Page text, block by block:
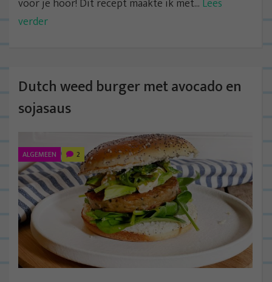
voor je hoor! Dit recept maakte ik met... Lees
verder
Dutch weed burger met avocado en
sojasaus
ALGEMEEN 2